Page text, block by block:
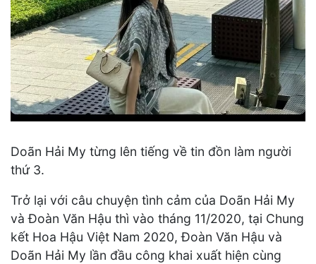
Doãn Hải My từng lên tiếng về tin đồn làm người
thứ 3.
Trở lại với câu chuyện tình cảm của Doãn Hải My
và Đoàn Văn Hậu thì vào tháng 11/2020, tại Chung
kết Hoa Hậu Việt Nam 2020, Đoàn Văn Hậu và
Doãn Hải My lần đầu công khai xuất hiện cùng